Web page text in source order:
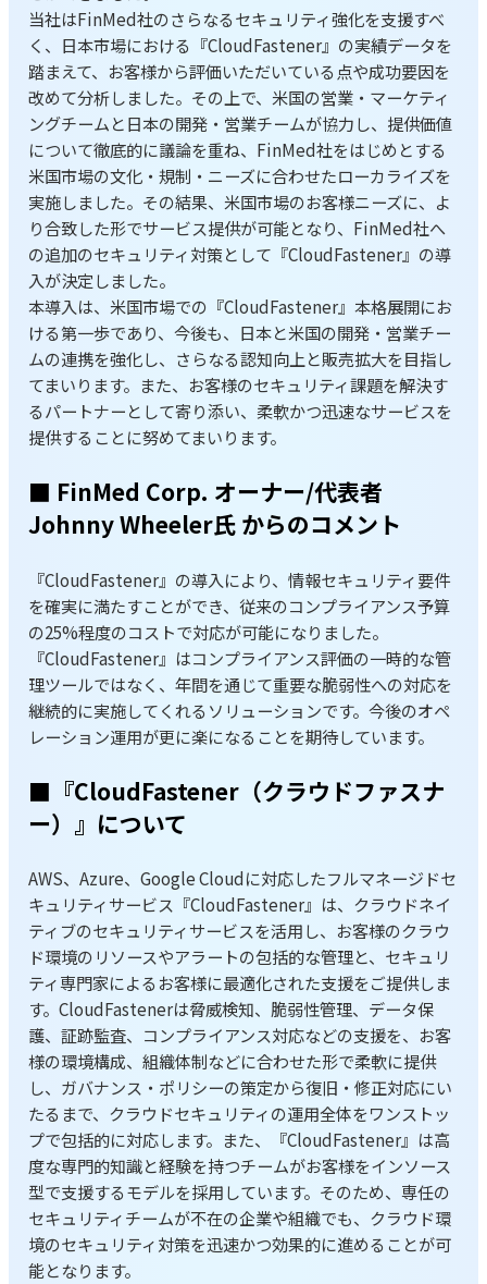
当社はFinMed社のさらなるセキュリティ強化を支援すべ
く、日本市場における『CloudFastener』の実績データを
踏まえて、お客様から評価いただいている点や成功要因を
改めて分析しました。その上で、米国の営業・マーケティ
ングチームと日本の開発・営業チームが協力し、提供価値
について徹底的に議論を重ね、FinMed社をはじめとする
米国市場の文化・規制・ニーズに合わせたローカライズを
実施しました。その結果、米国市場のお客様ニーズに、よ
り合致した形でサービス提供が可能となり、FinMed社へ
の追加のセキュリティ対策として『CloudFastener』の導
入が決定しました。
本導入は、米国市場での『CloudFastener』本格展開にお
ける第一歩であり、今後も、日本と米国の開発・営業チー
ムの連携を強化し、さらなる認知向上と販売拡大を目指し
てまいります。また、お客様のセキュリティ課題を解決す
るパートナーとして寄り添い、柔軟かつ迅速なサービスを
提供することに努めてまいります。
■ FinMed Corp. オーナー/代表者
Johnny Wheeler氏 からのコメント
『CloudFastener』の導入により、情報セキュリティ要件
を確実に満たすことができ、従来のコンプライアンス予算
の25%程度のコストで対応が可能になりました。
『CloudFastener』はコンプライアンス評価の一時的な管
理ツールではなく、年間を通じて重要な脆弱性への対応を
継続的に実施してくれるソリューションです。今後のオペ
レーション運用が更に楽になることを期待しています。
■『CloudFastener（クラウドファスナ
ー）』について
AWS、Azure、Google Cloudに対応したフルマネージドセ
キュリティサービス『CloudFastener』は、クラウドネイ
ティブのセキュリティサービスを活用し、お客様のクラウ
ド環境のリソースやアラートの包括的な管理と、セキュリ
ティ専門家によるお客様に最適化された支援をご提供しま
す。CloudFastenerは脅威検知、脆弱性管理、データ保
護、証跡監査、コンプライアンス対応などの支援を、お客
様の環境構成、組織体制などに合わせた形で柔軟に提供
し、ガバナンス・ポリシーの策定から復旧・修正対応にい
たるまで、クラウドセキュリティの運用全体をワンストッ
プで包括的に対応します。また、『CloudFastener』は高
度な専門的知識と経験を持つチームがお客様をインソース
型で支援するモデルを採用しています。そのため、専任の
セキュリティチームが不在の企業や組織でも、クラウド環
境のセキュリティ対策を迅速かつ効果的に進めることが可
能となります。